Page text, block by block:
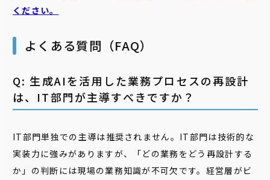
ください。
よくある質問（FAQ）
Q: 生成AIを活用した業務プロセスの再設計
は、IT部門が主導すべきですか？
IT部門単独での主導は推奨されません。IT部門は技術的な
実装力に強みがありますが、「どの業務をどう再設計する
か」の判断には現場の業務知識が不可欠です。経営層がビ